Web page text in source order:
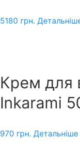
5180 грн.
Крем для
Inkarami
970 грн. Детальніше